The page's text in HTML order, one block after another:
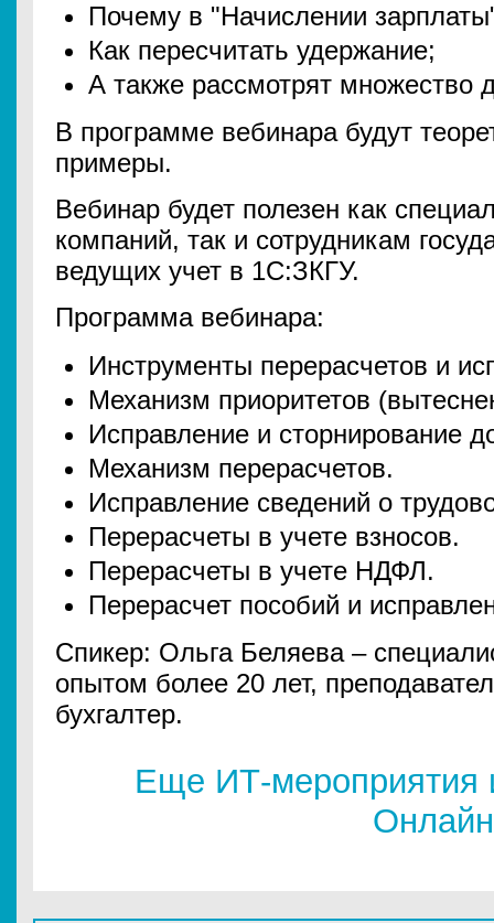
Почему в "Начислении
Как пересчитать удержание;
А также рассмотрят множество
В программе вебинара будут
примеры.
Вебинар будет полезен как
компаний, так и сотрудникам
ведущих учет в 1С:ЗКГУ.
Программа вебинара:
Инструменты перерасчетов и
Механизм приоритетов
Исправление и сторнирование
Механизм перерасчетов.
Исправление сведений о
Перерасчеты в учете взносов.
Перерасчеты в учете НДФЛ.
Перерасчет пособий и
Спикер: Ольга Беляева –
опытом более 20 лет,
бухгалтер.
Еще ИТ-мероприятия
Онлайн